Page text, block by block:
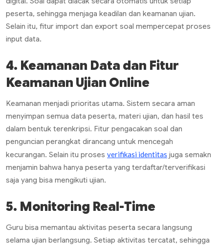
peserta, sehingga menjaga keadilan dan keamanan ujian.
Selain itu, fitur import dan export soal mempercepat proses
input data.
4. Keamanan Data dan Fitur
Keamanan Ujian Online
Keamanan menjadi prioritas utama. Sistem secara aman
menyimpan semua data peserta, materi ujian, dan hasil tes
dalam bentuk terenkripsi. Fitur pengacakan soal dan
penguncian perangkat dirancang untuk mencegah
kecurangan. Selain itu proses verifikasi identitas juga semakn
menjamin bahwa hanya peserta yang terdaftar/terverifikasi
saja yang bisa mengikuti ujian.
5. Monitoring Real-Time
Guru bisa memantau aktivitas peserta secara langsung
selama ujian berlangsung. Setiap aktivitas tercatat, sehingga